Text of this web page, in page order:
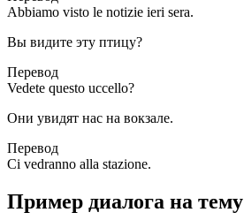
Abbiamo visto le notizie ieri sera.
Вы видите эту птицу?
Перевод
Vedete questo uccello?
Они увидят нас на вокзале.
Перевод
Ci vedranno alla stazione.
Пример диалога на тему